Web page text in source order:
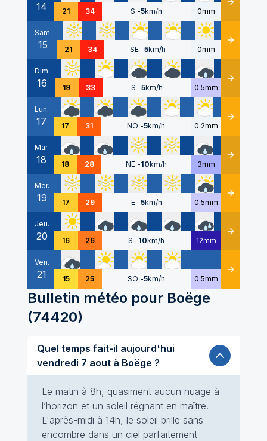
14 21 34 S -5km/h 0mm Détails
Sam.
15 21 34 SE -5km/h 0mm Détails
Dim.
16 19 33 S -5km/h 0.5mm Détails
Lun.
17 17 31 NO -5km/h 0.2mm Détails
Mar.
18 18 28 NE -10km/h 3mm Détails
Mer.
19 17 29 E -5km/h 0.5mm Détails
Jeu.
20 16 26 S -10km/h 12mm Détails
Ven.
21 15 25 SO -5km/h 0.5mm Détails
Bulletin météo pour Boëge
(74420)
Quel temps fait-il aujourd'hui
vendredi 7 aout à Boëge ?
Le matin à 8h, quasiment aucun nuage à
l’horizon et un soleil régnant en maître.
L'après-midi à 14h, le soleil brille sans
encombre dans un ciel parfaitement